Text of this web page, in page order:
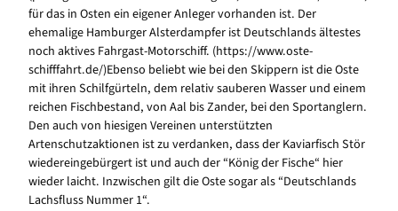
für das in Osten ein eigener Anleger vorhanden ist. Der
ehemalige Hamburger Alsterdampfer ist Deutschlands ältestes
noch aktives Fahrgast-Motorschiff. (https://www.oste-
schifffahrt.de/)Ebenso beliebt wie bei den Skippern ist die Oste
mit ihren Schilfgürteln, dem relativ sauberen Wasser und einem
reichen Fischbestand, von Aal bis Zander, bei den Sportanglern.
Den auch von hiesigen Vereinen unterstützten
Artenschutzaktionen ist zu verdanken, dass der Kaviarfisch Stör
wiedereingebürgert ist und auch der “König der Fische“ hier
wieder laicht. Inzwischen gilt die Oste sogar als “Deutschlands
Lachsfluss Nummer 1“.